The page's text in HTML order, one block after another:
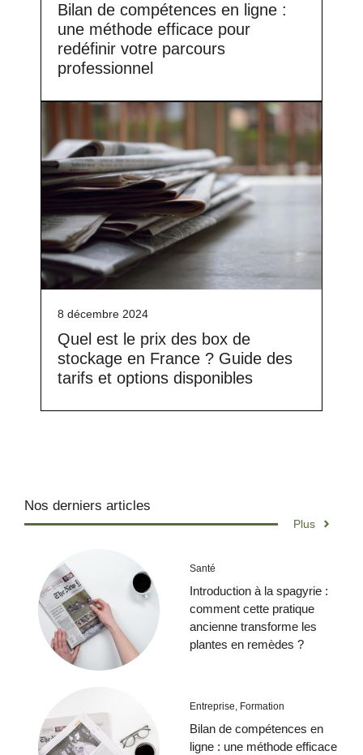
Bilan de compétences en ligne :
une méthode efficace pour
redéfinir votre parcours
professionnel
8 décembre 2024
Quel est le prix des box de
stockage en France ? Guide des
tarifs et options disponibles
Nos derniers articles
Plus
Santé
Introduction à la spagyrie :
comment cette pratique
ancienne transforme les
plantes en remèdes ?
Entreprise, Formation
Bilan de compétences en
ligne : une méthode efficace